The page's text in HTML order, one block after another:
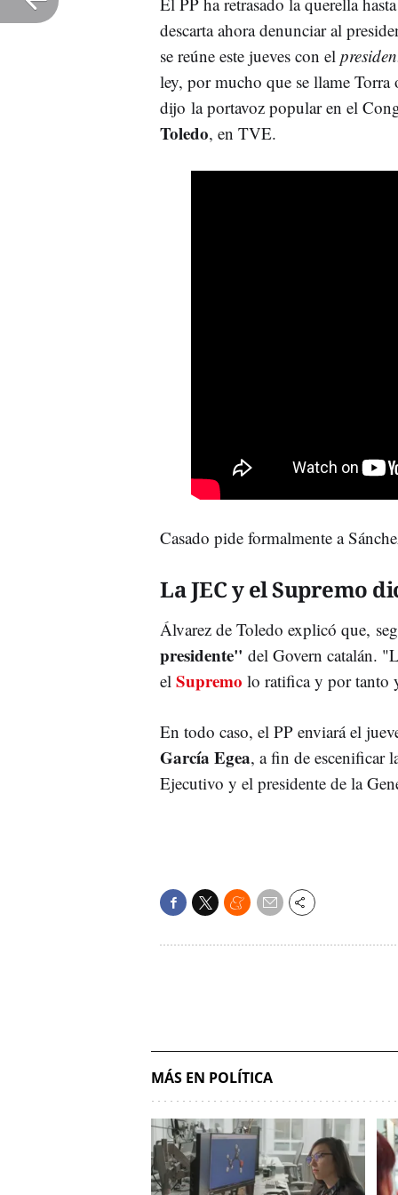
descarta ahora denunciar al
se reúne este jueves con el
ley, por mucho que se llame Torra
dijo la portavoz popular en el
Toledo, en TVE.
Casado pide formalmente a
La JEC y el Supremo
Álvarez de Toledo explicó que,
presidente" del Govern catalán.
el Supremo lo ratifica y por tanto
En todo caso, el PP enviará el
García Egea, a fin de escenificar
Ejecutivo y el presidente de la
MÁS EN POLÍTICA